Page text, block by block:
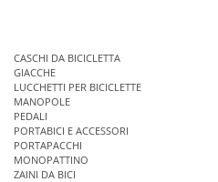
CASCHI DA BICICLETTA
GIACCHE
LUCCHETTI PER BICICLETTE
MANOPOLE
PEDALI
PORTABICI E ACCESSORI
PORTAPACCHI
MONOPATTINO
ZAINI DA BICI